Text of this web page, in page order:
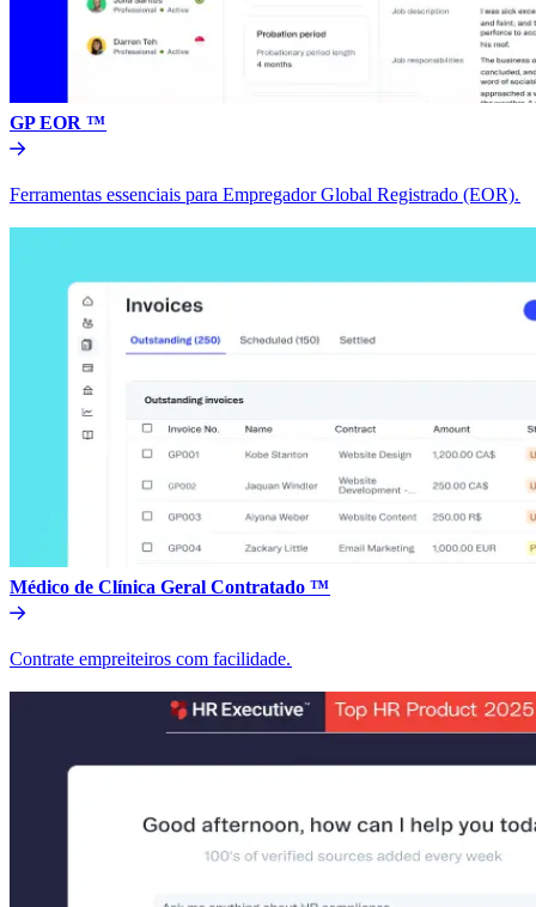
GP EOR ™​​
Ferramentas essenciais para Empregador Global Registrado (EOR).​​
Médico de Clínica Geral Contratado ™​​
Contrate empreiteiros com facilidade.​​